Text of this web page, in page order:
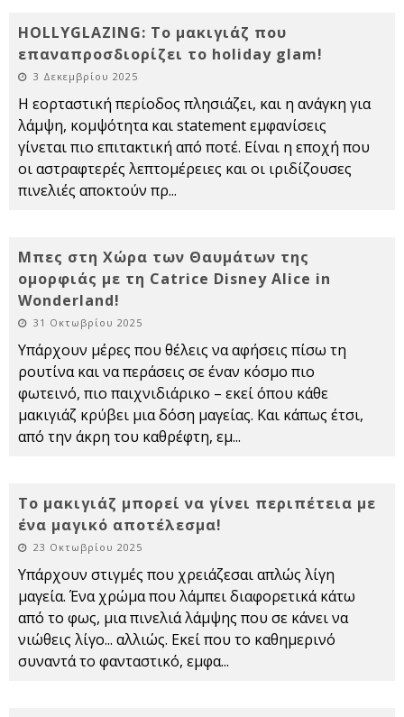
HOLLYGLAZING: Το μακιγιάζ που
επαναπροσδιορίζει το holiday glam!
3 Δεκεμβρίου 2025
Η εορταστική περίοδος πλησιάζει, και η ανάγκη για
λάμψη, κομψότητα και statement εμφανίσεις
γίνεται πιο επιτακτική από ποτέ. Είναι η εποχή που
οι αστραφτερές λεπτομέρειες και οι ιριδίζουσες
πινελιές αποκτούν πρ...
Μπες στη Χώρα των Θαυμάτων της
ομορφιάς με τη Catrice Disney Alice in
Wonderland!
31 Οκτωβρίου 2025
Υπάρχουν μέρες που θέλεις να αφήσεις πίσω τη
ρουτίνα και να περάσεις σε έναν κόσμο πιο
φωτεινό, πιο παιχνιδιάρικο – εκεί όπου κάθε
μακιγιάζ κρύβει μια δόση μαγείας. Και κάπως έτσι,
από την άκρη του καθρέφτη, εμ...
Το μακιγιάζ μπορεί να γίνει περιπέτεια με
ένα μαγικό αποτέλεσμα!
23 Οκτωβρίου 2025
Υπάρχουν στιγμές που χρειάζεσαι απλώς λίγη
μαγεία. Ένα χρώμα που λάμπει διαφορετικά κάτω
από το φως, μια πινελιά λάμψης που σε κάνει να
νιώθεις λίγο... αλλιώς. Εκεί που το καθημερινό
συναντά το φανταστικό, εμφα...